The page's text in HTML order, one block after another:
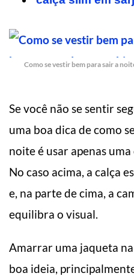
Como se vestir bem para sair a
Se você não se sentir
uma boa dica de como
noite é usar apenas
No caso acima, a calça
e, na parte de cima, a
equilibra o visual.
Amarrar uma jaqueta
boa ideia,